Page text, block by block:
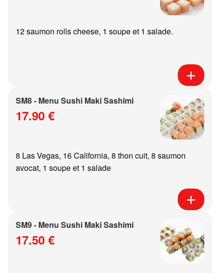
12 saumon rolls cheese, 1 soupe et 1 salade.
SM8 - Menu Sushi Maki Sashimi
17.90 €
8 Las Vegas, 16 California, 8 thon cuit, 8 saumon
avocat, 1 soupe et 1 salade
SM9 - Menu Sushi Maki Sashimi
17.50 €